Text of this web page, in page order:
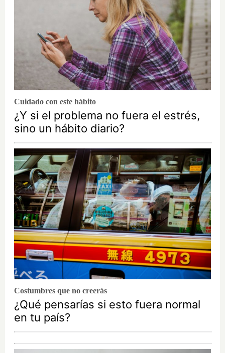
Cuidado con este hábito
¿Y si el problema no fuera el estrés,
sino un hábito diario?
Costumbres que no creerás
¿Qué pensarías si esto fuera normal
en tu país?